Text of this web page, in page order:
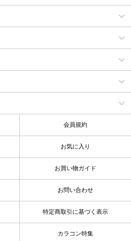
会員規約
お気に入り
お買い物ガイド
お問い合わせ
特定商取引に基づく表示
カラコン特集